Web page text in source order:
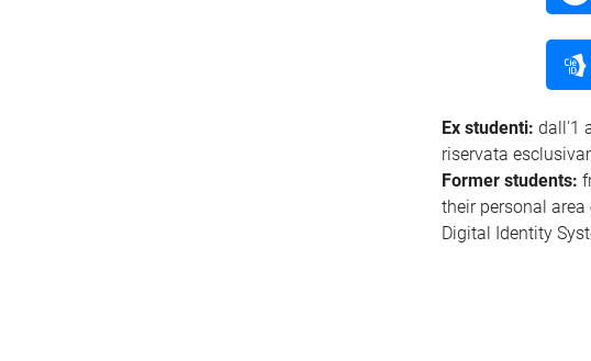
Ex studenti: dall'1
riservata
Former students:
their personal
Digital Identity